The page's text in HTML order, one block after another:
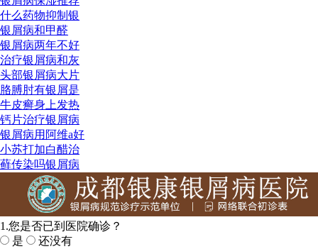
什么药物抑制银
银屑病和甲醛
银屑病两年不好
治疗银屑病和灰
头部银屑病大片
胳膊肘有银屑是
牛皮癣身上发热
钙片治疗银屑病
银屑病用阿维a好
小苏打加白醋治
藓传染吗银屑病
1.您是否已到医院确诊？
是
还没有